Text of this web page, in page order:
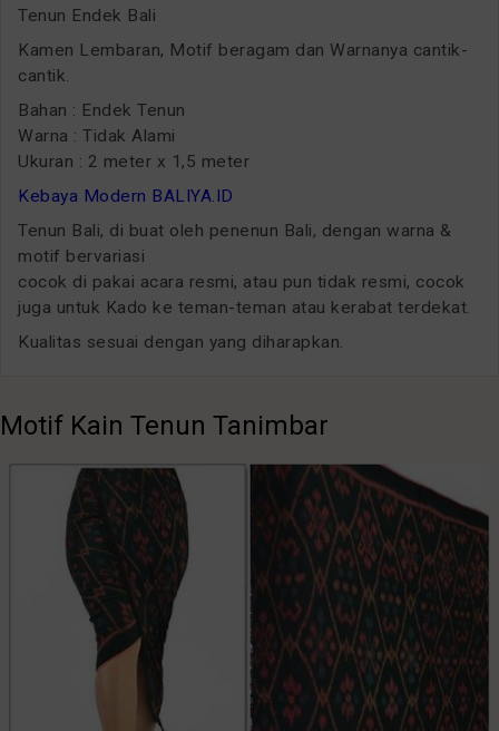
Tenun Endek Bali
Kamen Lembaran, Motif beragam dan Warnanya cantik-
cantik.
Bahan : Endek Tenun
Warna : Tidak Alami
Ukuran : 2 meter x 1,5 meter
Kebaya Modern BALIYA.ID
Tenun Bali, di buat oleh penenun Bali, dengan warna &
motif bervariasi
cocok di pakai acara resmi, atau pun tidak resmi, cocok
juga untuk Kado ke teman-teman atau kerabat terdekat.
Kualitas sesuai dengan yang diharapkan.
Motif Kain Tenun Tanimbar